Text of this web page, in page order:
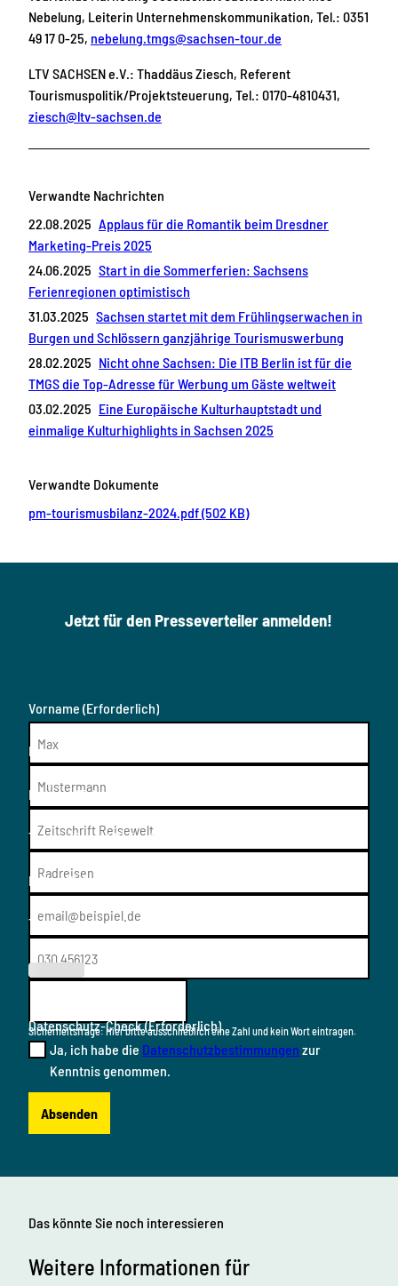
Nebelung, Leiterin Unternehmenskommunikation, Tel.: 0351
49 17 0-25, nebelung.tmgs@sachsen-tour.de
LTV SACHSEN e.V.: Thaddäus Ziesch, Referent
Tourismuspolitik/Projektsteuerung, Tel.: 0170-4810431,
ziesch@ltv-sachsen.de
Verwandte Nachrichten
22.08.2025 Applaus für die Romantik beim Dresdner
Marketing-Preis 2025
24.06.2025 Start in die Sommerferien: Sachsens
Ferienregionen optimistisch
31.03.2025 Sachsen startet mit dem Frühlingserwachen in
Burgen und Schlössern ganzjährige Tourismuswerbung
28.02.2025 Nicht ohne Sachsen: Die ITB Berlin ist für die
TMGS die Top-Adresse für Werbung um Gäste weltweit
03.02.2025 Eine Europäische Kulturhauptstadt und
einmalige Kulturhighlights in Sachsen 2025
Verwandte Dokumente
pm-tourismusbilanz-2024.pdf (502 KB)
Jetzt für den Presseverteiler anmelden!
Vorname (Erforderlich)
Nachname
Medium(Erforderlich)
Thema/Resort(Erforderlich)
E-Mail(Erforderlich)
Telefon
(Erforderl
Sicherheitsfrage: Hier bitte ausschließlich eine Zahl und kein Wort eintragen.
Datenschutz-Check(Erforderlich)
Ja, ich habe die Datenschutzbestimmungen zur
Kenntnis genommen.
Absenden
Das könnte Sie noch interessieren
Weitere Informationen für